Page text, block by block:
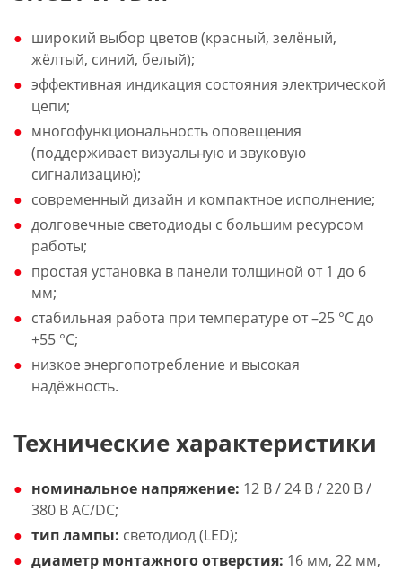
широкий выбор цветов (красный, зелёный,
жёлтый, синий, белый);
эффективная индикация состояния электрической
цепи;
многофункциональность оповещения
(поддерживает визуальную и звуковую
сигнализацию);
современный дизайн и компактное исполнение;
долговечные светодиоды с большим ресурсом
работы;
простая установка в панели толщиной от 1 до 6
мм;
стабильная работа при температуре от –25 °С до
+55 °С;
низкое энергопотребление и высокая
надёжность.
Технические характеристики
номинальное напряжение: 12 В / 24 В / 220 В /
380 В AC/DC;
тип лампы: светодиод (LED);
диаметр монтажного отверстия: 16 мм, 22 мм,